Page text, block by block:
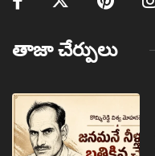
తాజా చేర్పులు